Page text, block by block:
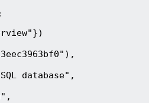
database",